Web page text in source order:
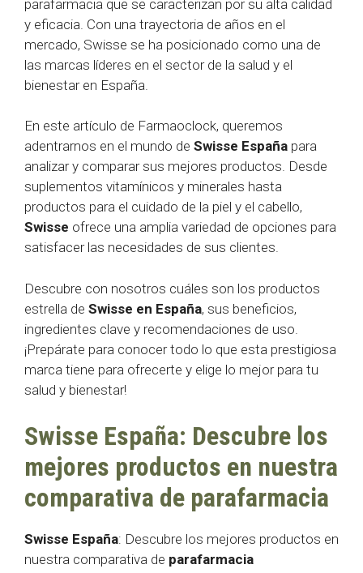
parafarmacia que se caracterizan por su alta calidad
y eficacia. Con una trayectoria de años en el
mercado, Swisse se ha posicionado como una de
las marcas líderes en el sector de la salud y el
bienestar en España.
En este artículo de Farmaoclock, queremos
adentrarnos en el mundo de Swisse España para
analizar y comparar sus mejores productos. Desde
suplementos vitamínicos y minerales hasta
productos para el cuidado de la piel y el cabello,
Swisse ofrece una amplia variedad de opciones para
satisfacer las necesidades de sus clientes.
Descubre con nosotros cuáles son los productos
estrella de Swisse en España, sus beneficios,
ingredientes clave y recomendaciones de uso.
¡Prepárate para conocer todo lo que esta prestigiosa
marca tiene para ofrecerte y elige lo mejor para tu
salud y bienestar!
Swisse España: Descubre los
mejores productos en nuestra
comparativa de parafarmacia
Swisse España: Descubre los mejores productos en
nuestra comparativa de parafarmacia